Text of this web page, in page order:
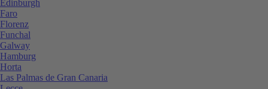
Edinburgh
Faro
Florenz
Funchal
Galway
Hamburg
Horta
Las Palmas de Gran Canaria